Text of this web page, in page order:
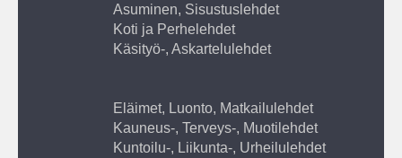
Asuminen, Sisustuslehdet
Koti ja Perhelehdet
Käsityö-, Askartelulehdet
Eläimet, Luonto, Matkailulehdet
Kauneus-, Terveys-, Muotilehdet
Kuntoilu-, Liikunta-, Urheilulehdet